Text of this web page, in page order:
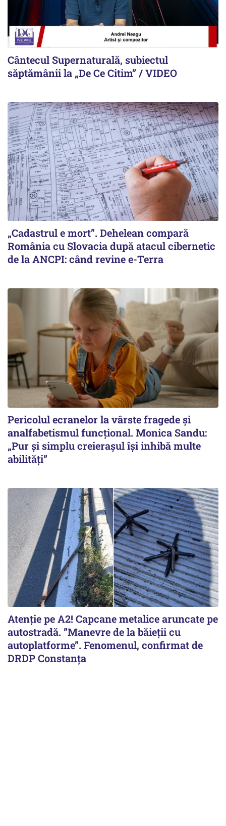
Cântecul Supernaturală, subiectul
săptămânii la „De Ce Citim” / VIDEO
„Cadastrul e mort”. Dehelean compară
România cu Slovacia după atacul cibernetic
de la ANCPI: când revine e-Terra
Pericolul ecranelor la vârste fragede și
analfabetismul funcțional. Monica Sandu:
„Pur și simplu creierașul își inhibă multe
abilități”
Atenție pe A2! Capcane metalice aruncate pe
autostradă. ”Manevre de la băieții cu
autoplatforme”. Fenomenul, confirmat de
DRDP Constanța